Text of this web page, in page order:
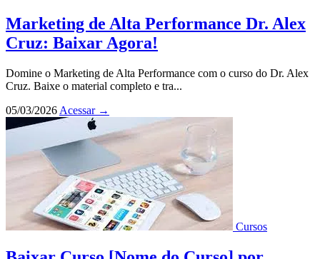
Marketing de Alta Performance Dr. Alex
Cruz: Baixar Agora!
Domine o Marketing de Alta Performance com o curso do Dr. Alex
Cruz. Baixe o material completo e tra...
05/03/2026 Acessar →
Cursos